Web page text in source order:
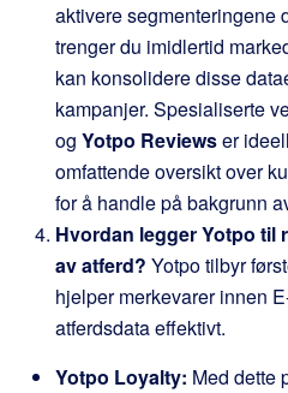
aktivere segmenteringene
trenger du imidlertid
kan konsolidere disse
kampanjer. Spesialiserte
og Yotpo Reviewser
omfattende oversikt over
for å handle på bakgrunn
Hvordan legger Yotpo til
av atferd? Yotpo tilbyr
hjelper merkevarer innen
atferdsdata effektivt.
Yotpo Loyalty: Med dette